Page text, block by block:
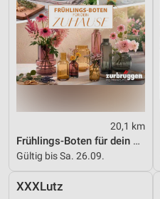
20,1 km
Frühlings-Boten für dein Zuhause
Gültig bis Sa. 26.09.
XXXLutz